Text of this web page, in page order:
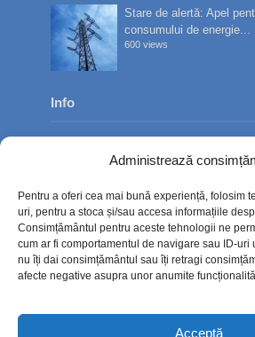
Administrează
Pentru a oferi cea mai bună experiență, folosim
uri, pentru a stoca și/sau accesa informațiile
Consimțământul pentru aceste tehnologii ne
cum ar fi comportamentul de navigare sau ID-uri
nu îți dai consimțământul sau îți retragi
afecte negative asupra unor anumite
Acceptă
Stare de alertă: Apel
consumului de energie...
600 views
Info
Contact
Politica de confidențialitate
Politică cookie-uri (UE)